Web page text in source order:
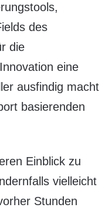
des
die
eine
ausfindig macht
basierenden
Einblick zu
vielleicht
Stunden